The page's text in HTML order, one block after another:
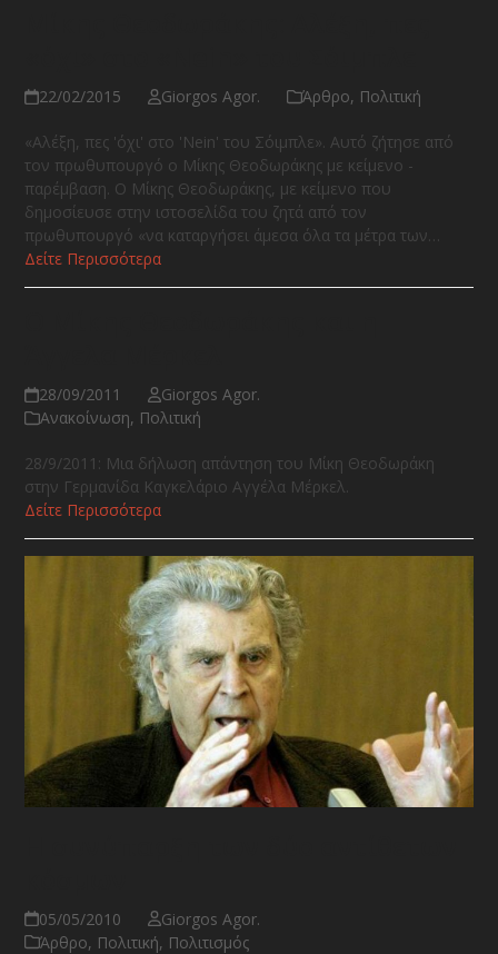
22/02/2015 Giorgos Agor. Άρθρο, Πολιτική
«Αλέξη, πες 'όχι' στο 'Nein' του Σόιμπλε». Αυτό ζήτησε από
τον πρωθυπουργό ο Μίκης Θεοδωράκης με κείμενο -
παρέμβαση. Ο Μίκης Θεοδωράκης, με κείμενο που
δημοσίευσε στην ιστοσελίδα του ζητά από τον
πρωθυπουργό «να καταργήσει άμεσα όλα τα μέτρα των…
Δείτε Περισσότερα
28/09/2011
Giorgos Agor.
Ανακοίνωση, Πολιτική
28/9/2011: Μια δήλωση απάντηση του Μίκη Θεοδωράκη
στην Γερμανίδα Καγκελάριο Αγγέλα Μέρκελ.
Δείτε Περισσότερα
05/05/2010
Giorgos Agor.
Άρθρο, Πολιτική, Πολιτισμός